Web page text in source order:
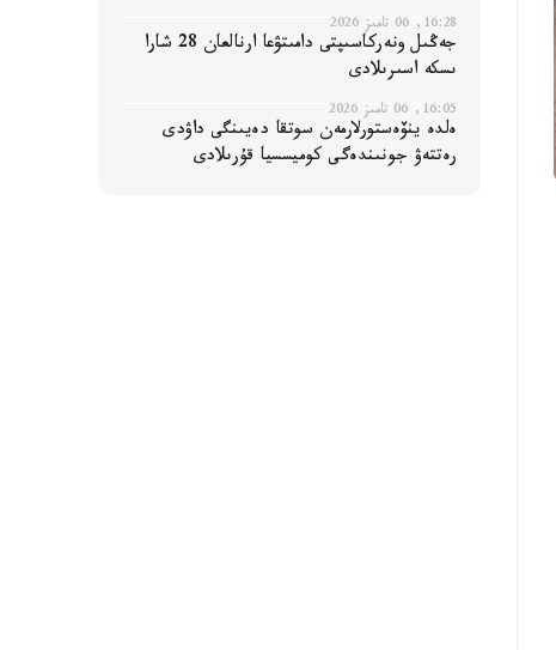
16:28, 06 تامىز 2026
جەڭىل ونەركاسىپتى دامىتۋعا ارنالعان 28 شارا
ىسكە اسىرىلادى
16:05, 06 تامىز 2026
ەلدە ينۆەستورلارمەن سوتقا دەيىنگى داۋدى
رەتتەۋ جونىندەگى كوميسسيا قۇرىلادى